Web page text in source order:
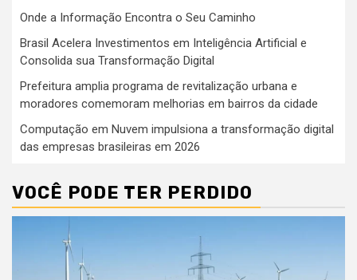
Onde a Informação Encontra o Seu Caminho
Brasil Acelera Investimentos em Inteligência Artificial e
Consolida sua Transformação Digital
Prefeitura amplia programa de revitalização urbana e
moradores comemoram melhorias em bairros da cidade
Computação em Nuvem impulsiona a transformação digital
das empresas brasileiras em 2026
VOCÊ PODE TER PERDIDO